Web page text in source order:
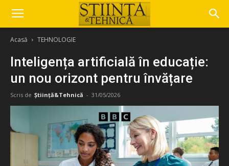
Acasă TEHNOLOGIE
Inteligența artificială în educație:
un nou orizont pentru învățare
Scris de Știință&Tehnică - 31/05/2026